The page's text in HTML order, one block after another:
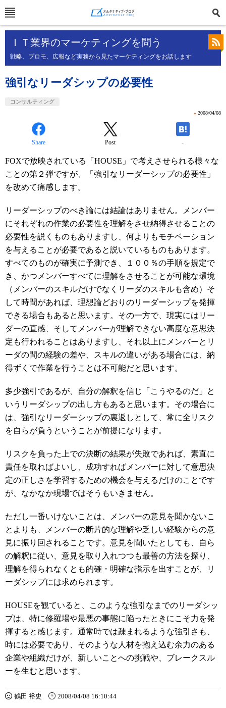
ＩＴ業界のマーケティングを問う
戦略、プロモ、広報など実務から見たマーケティングをお話します
強引なリーダシップの必要性
コンサルティング
» 2008/04/08
Share Post -
FOXで放映されている「HOUSE」で考えさせられる様々な
ことの第２弾ですが、「強引なリーダーシップの必要性」
を改めて痛感します。
リーダーシップのべき論には結論はありません。メンバー
にそれぞれの作業の必要性を理解をさせ納得させることの
必要性を説くものもありますし、何よりもモチベーション
を与えることが必要であると説いているものもあります。
すべてのものが確実に予測でき、１００％の手順を規定で
き、かつメンバーすべてに理解をさせることが可能な環境
（メンバーのスキルだけでなくリーダのスキルも含め）そ
して時間があれば、理想論どおりのリーダーシップを発揮
できる場合もあると思います。その一方で、現実にはリー
ダーの直感、そしてメンバーが理解できない高度な意思決
定も行われることはありますし、それ以上にメンバーとリ
ーダの間の経験の差や、スキルの違いがある場合には、納
得ずくで作業を行うことは不可能だと思います。
多少強引であるが、自分の解釈を信じ「こうやるのだ」と
いうリーダシップの出し方もあると思います。その場合に
は、強引なリーダーシップの裏返しとして、常に全リスク
を自らが負うということが前提になります。
リスクを負った上での決断の結果が失敗であれば、素直に
責任を取ればよいし、成功すればメンバーに対して意思決
定の正しさを学習するための機会を与えるだけのことです
が、なかなか現場ではそうもいきません。
ただし一番いけないことは、メンバーの意見を聞かないこ
とよりも、メンバーの断片的な理解や乏しい経験からの意
見に振り回されることです。意見を聞いたとしても、自ら
の解釈に従い、意見を取り入れつつも最善の方法を探り、
理解を得られなくとも的確・明確な指示を出すことが、リ
ーダシップには求められます。
HOUSEを観ていると、このような強引なまでのリーダシッ
プは、特に修羅場や最悪の事態に陥ったときにこそ力を発
揮すると感じます。通常時では疎まれるような強引さも、
時には必要であり、そのような人材を抱え込む余力のある
企業や組織だけが、新しいことへの挑戦や、ブレークスル
ーを生むと思います。
鶴田 裕史 2008/04/08 16:10:44